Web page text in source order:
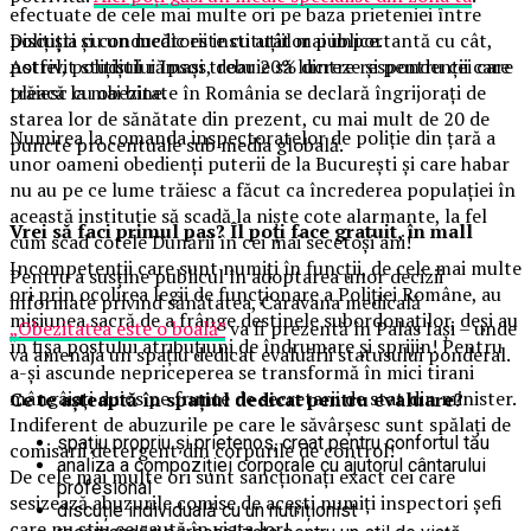
efectuate de cele mai multe ori pe baza prieteniei între
polițiști și conducătorii instituțiilor publice.
Astfel, polițiștii rămași trebuie să lucreze și pentru cei care
pleacă la mai bine.
Numirea la comanda inspectoratelor de poliție din țară a
unor oameni obedienți puterii de la București și care habar
nu au pe ce lume trăiesc a făcut ca încrederea populației în
această instituție să scadă la niște cote alarmante, la fel
cum scad cotele Dunării în cei mai secetoși ani!
Incompetenții care sunt numiți în funcții, de cele mai multe
ori prin ocolirea legii de funcționare a Poliției Române, au
misiunea sacră de a frânge destinele subordonaților, deși au
în fișa postului atribuțiuni de îndrumare și sprijin! Pentru
a-și ascunde nepriceperea se transformă în mici tirani
mângâiați duios pe frunte de secretarii de stat din minister.
Indiferent de abuzurile pe care le săvârșesc sunt spălați de
comisarii detergent din corpurile de control!
De cele mai multe ori sunt sancționați exact cei care
sesizează abuzurile comise de acești numiți inspectori șefi
Discuția cu un medic este cu atât mai importantă cu cât,
potrivit studiului Ipsos, doar 20% dintre respondenții care
trăiesc cu obezitate în România se declară îngrijorați de
starea lor de sănătate din prezent, cu mai mult de 20 de
puncte procentuale sub media globală.
Vrei să faci primul pas? Îl poți face gratuit, în mall
Pentru a susține publicul în adoptarea unor decizii
informate privind sănătatea, Caravana medicală
„Obezitatea este o boală”va fi prezentă în Palas Iași – unde
va amenaja un spațiu dedicat evaluării statusului ponderal.
Ce te așteaptă în spațiul dedicat pentru evaluare?
spațiu propriu și prietenos, creat pentru confortul tău
analiza a compoziției corporale cu ajutorul cântarului
profesional
discuție individuală cu un nutriționist